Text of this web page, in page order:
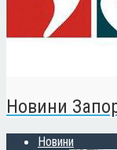
Новини
Новини